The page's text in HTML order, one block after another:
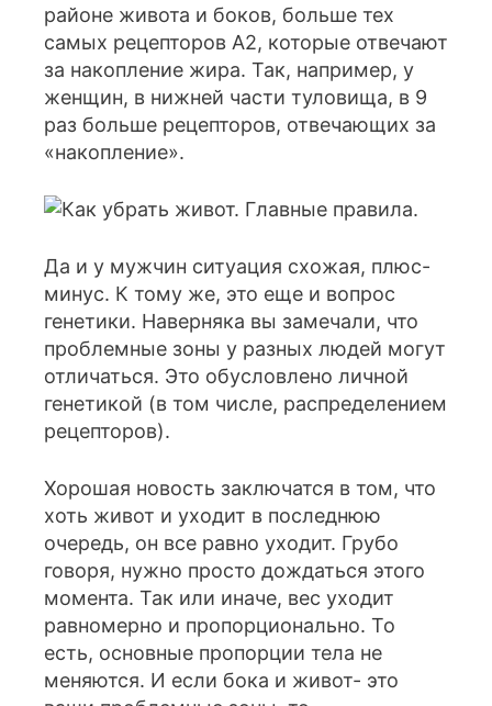
районе живота и боков, больше тех
самых рецепторов А2, которые отвечают
за накопление жира. Так, например, у
женщин, в нижней части туловища, в 9
раз больше рецепторов, отвечающих за
«накопление».
Да и у мужчин ситуация схожая, плюс-
минус. К тому же, это еще и вопрос
генетики. Наверняка вы замечали, что
проблемные зоны у разных людей могут
отличаться. Это обусловлено личной
генетикой (в том числе, распределением
рецепторов).
Хорошая новость заключатся в том, что
хоть живот и уходит в последнюю
очередь, он все равно уходит. Грубо
говоря, нужно просто дождаться этого
момента. Так или иначе, вес уходит
равномерно и пропорционально. То
есть, основные пропорции тела не
меняются. И если бока и живот- это